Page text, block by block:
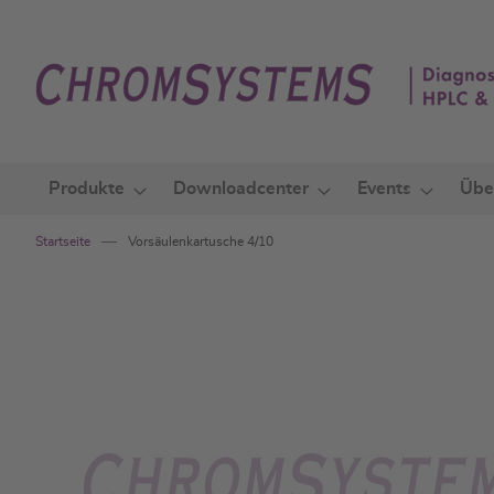
springen
Produkte Downloadcenter Events
Startseite Vorsäulenkartusche 4/10